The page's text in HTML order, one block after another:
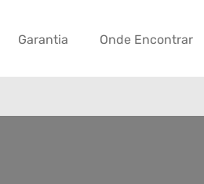
Garantia Onde Encontrar